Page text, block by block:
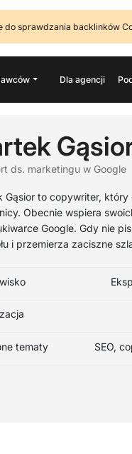
do sprawdzania backlinków
Dla agencji
ds. marketingu w Google
Gąsior to copywriter,
Obecnie wspiera
Google. Gdy nie
i przemierza zaciszne
tematy SEO,